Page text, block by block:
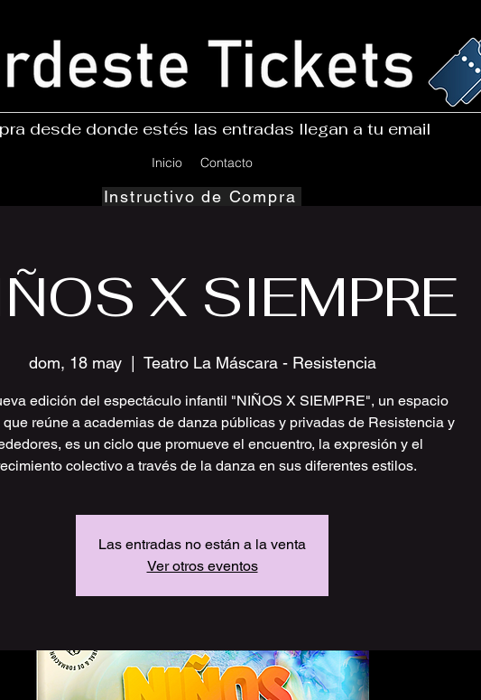
desde donde estés las entradas llegan a tu email
Inicio Contacto
Instructivo de Compra
X SIEMPRE
dom, 18 may
  |
Teatro La Máscara - Resistencia
edición del espectáculo infantil "NIÑOS X SIEMPRE", un espacio
reúne a academias de danza públicas y privadas de Resistencia y
es un ciclo que promueve el encuentro, la expresión y el
Las entradas no están a la venta
Ver otros eventos